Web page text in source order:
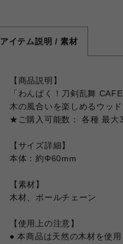
アイテム説明 / 素材
【商品説明】
「わんぱく！刀剣乱舞
木の風合いを楽しめるウッ
★ご購入可能数： 各種 最大
【サイズ詳細】
本体：約Φ60mm
【素材】
木材、ボールチェーン
【使用上の注意】
● 本商品は天然の木材を使